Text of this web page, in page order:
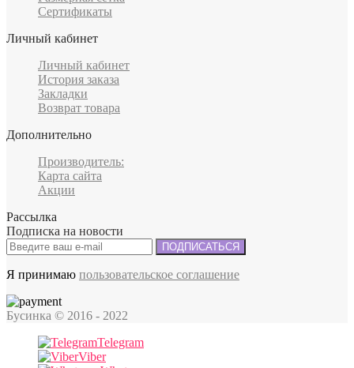
Сертификаты
Личный кабинет
Личный кабинет
История заказа
Закладки
Возврат товара
Дополнительно
Производитель:
Карта сайта
Акции
Рассылка
Подписка на новости
ПОДПИСАТЬСЯ
Я принимаю пользовательское соглашение
Бусинка © 2016 - 2022
Telegram
Viber